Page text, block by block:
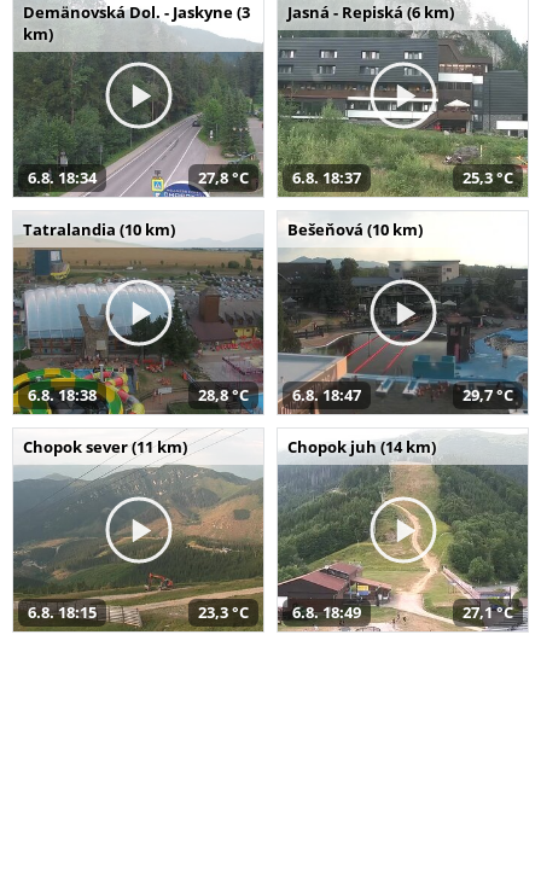
Demänovská Dol. - Jaskyne (3
km)
6.8. 18:34 27,8 °C
Jasná - Repiská (6 km)
6.8. 18:37 25,3 °C
Tatralandia (10 km)
6.8. 18:38 28,8 °C
Bešeňová (10 km)
6.8. 18:47 29,7 °C
Chopok sever (11 km)
6.8. 18:15 23,3 °C
Chopok juh (14 km)
6.8. 18:49 27,1 °C